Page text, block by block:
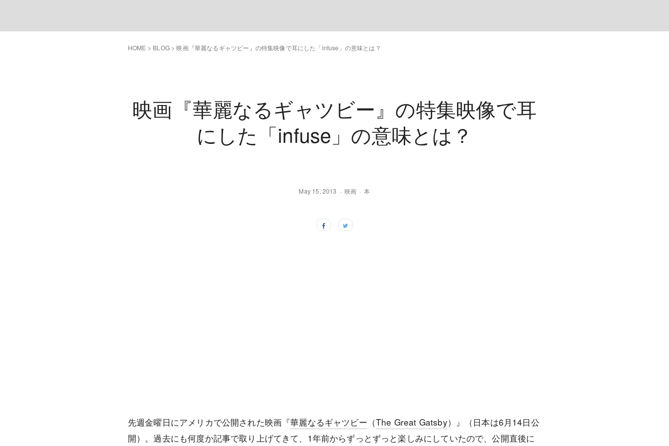
HOME > BLOG>映画『華麗なるギャツビー』の特集映像で耳にした「infuse」の意味とは？
映画『華麗なるギャツビー』の特集映像で耳
にした「infuse」の意味とは？
May 15, 2013 映画 本
先週金曜日にアメリカで公開された映画『華麗なるギャツビー （The Great Gatsby）』（日本は6月14日公
開）。過去にも何度か記事で取り上げてきて、1年前からずっとずっと楽しみにしていたので、公開直後に